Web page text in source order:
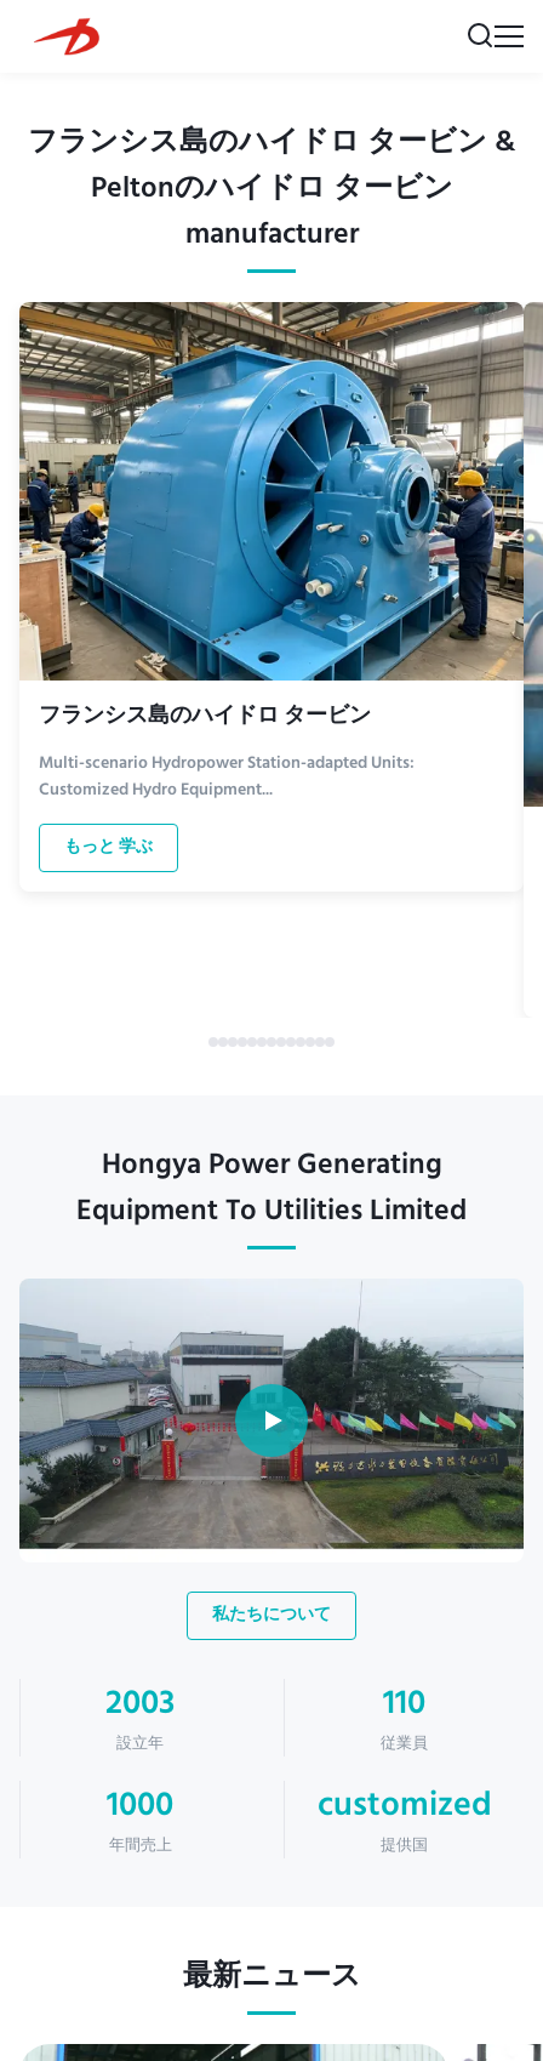
フランシス島のハイドロ タービン &
Peltonのハイドロ タービン
manufacturer
フランシス島のハイドロ タービン
Multi-scenario Hydropower Station-adapted Units:
Customized Hydro Equipment...
もっと 学ぶ
Hongya Power Generating
Equipment To Utilities Limited
私たちについて
2003
設立年
110
従業員
1000
年間売上
customized
提供国
最新ニュース